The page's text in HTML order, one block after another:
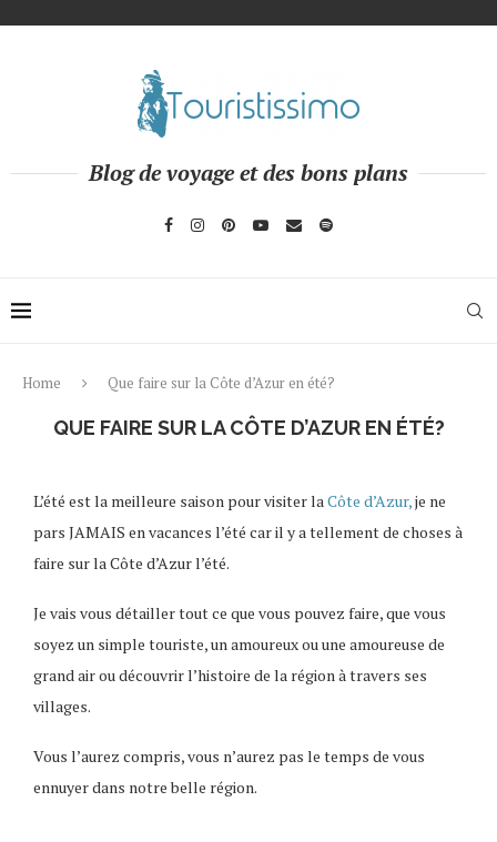
Blog de voyage et des bons plans
Home Que faire sur la Côte d’Azur en été?
QUE FAIRE SUR LA CÔTE D’AZUR EN ÉTÉ?
L’été est la meilleure saison pour visiter laCôte d’Azur,je ne
pars JAMAIS en vacances l’été car il y a tellement de choses à
faire sur la Côte d’Azur l’été.
Je vais vous détailler tout ce que vous pouvez faire, que vous
soyez un simple touriste, un amoureux ou une amoureuse de
grand air ou découvrir l’histoire de la région à travers ses
villages.
Vous l’aurez compris, vous n’aurez pas le temps de vous
ennuyer dans notre belle région.